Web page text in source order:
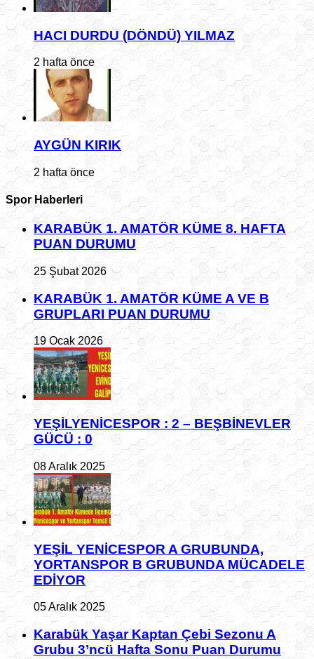
HACI DURDU (DÖNDÜ) YILMAZ
2 hafta önce
AYGÜN KIRIK
2 hafta önce
Spor Haberleri
KARABÜK 1. AMATÖR KÜME 8. HAFTA
PUAN DURUMU
25 Şubat 2026
KARABÜK 1. AMATÖR KÜME A VE B
GRUPLARI PUAN DURUMU
19 Ocak 2026
YEŞİLYENİCESPOR : 2 – BEŞBİNEVLER
GÜCÜ : 0
08 Aralık 2025
YEŞİL YENİCESPOR A GRUBUNDA,
YORTANSPOR B GRUBUNDA MÜCADELE
EDİYOR
05 Aralık 2025
Karabük Yaşar Kaptan Çebi Sezonu A
Grubu 3’ncü Hafta Sonu Puan Durumu